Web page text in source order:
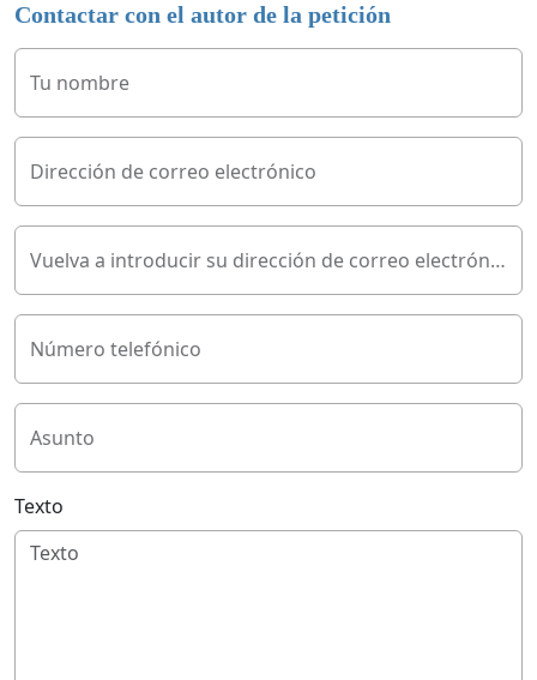
Contactar con el autor de la petición
Tu nombre
Dirección de correo electrónico
Vuelva a introducir su dirección de correo electrónico
Número telefónico
Asunto
Texto